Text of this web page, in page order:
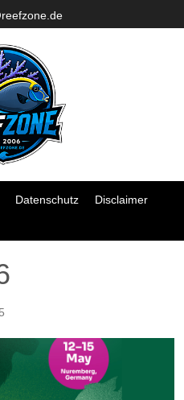
Datenschutz
Disclaimer